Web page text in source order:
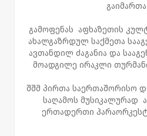
გაიმართა.
გამოფენას აფხაზეთის
ახალგაზრდულ საქმეთა
ავთანდილ ძაგანია და
მოადგილე ირაკლი
შშმ პირთა საერთაშორისო
საღამოს მუსიკალურად
ერთადერთი